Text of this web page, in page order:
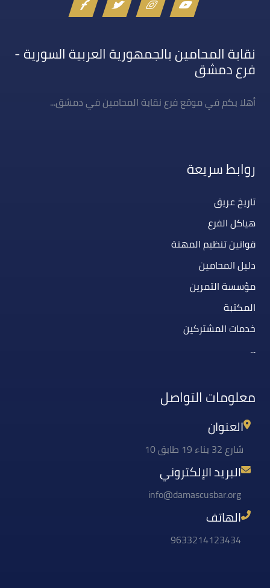
نقابة المحامين بالجمهورية العربية السورية -
فرع دمشق
أهلا بكم في موقع فرع نقابة المحامين في دمشق...
روابط سريعة
تاريخ عريق
هياكل الفرع
قوانين تنظيم المهنة
دليل المحامين
مؤسسة التمرين
المكتبة
خدمات المشتركين
...
معلومات التواصل
العنوان
شارع 32 بناء 19 طابق 10
البريد الإلكتروني
info@damascusbar.org
الهاتف
9633214123434